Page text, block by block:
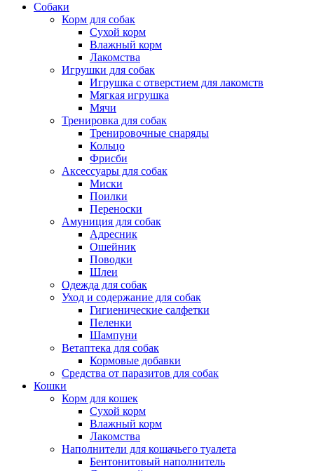
Собаки
Корм для собак
Сухой корм
Влажный корм
Лакомства
Игрушки для собак
Игрушка с отверстием для лакомств
Мягкая игрушка
Мячи
Тренировка для собак
Тренировочные снаряды
Кольцо
Фрисби
Аксессуары для собак
Миски
Поилки
Переноски
Амуниция для собак
Адресник
Ошейник
Поводки
Шлеи
Одежда для собак
Уход и содержание для собак
Гигиенические салфетки
Пеленки
Шампуни
Ветаптека для собак
Кормовые добавки
Средства от паразитов для собак
Кошки
Корм для кошек
Сухой корм
Влажный корм
Лакомства
Наполнители для кошачьего туалета
Бентонитовый наполнитель